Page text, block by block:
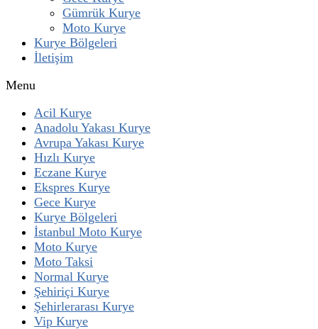
Gümrük Kurye
Moto Kurye
Kurye Bölgeleri
İletişim
Menu
Acil Kurye
Anadolu Yakası Kurye
Avrupa Yakası Kurye
Hızlı Kurye
Eczane Kurye
Ekspres Kurye
Gece Kurye
Kurye Bölgeleri
İstanbul Moto Kurye
Moto Kurye
Moto Taksi
Normal Kurye
Şehiriçi Kurye
Şehirlerarası Kurye
Vip Kurye